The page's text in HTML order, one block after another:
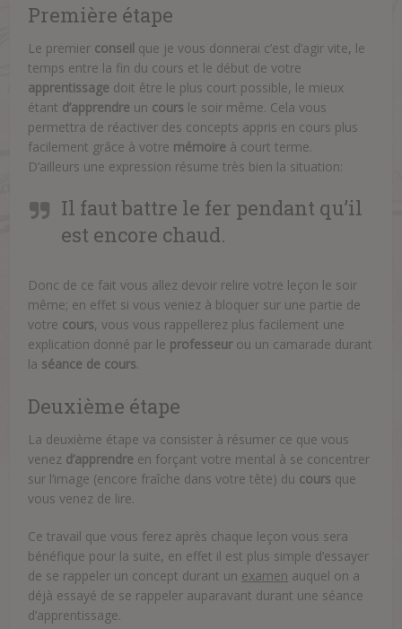
Première étape
Le premier conseil que je vous donnerai c’est d’agir vite, le
temps entre la fin du cours et le début de votre
apprentissage doit être le plus court possible, le mieux
étant d’apprendre un cours le soir même. Cela vous
permettra de réactiver des concepts appris en cours plus
facilement grâce à votre mémoire à court terme.
D’ailleurs une expression résume très bien la situation:
Il faut battre le fer pendant qu’il
est encore chaud.
Donc de ce fait vous allez devoir relire votre leçon le soir
même; en effet si vous veniez à bloquer sur une partie de
votre cours, vous vous rappellerez plus facilement une
explication donné par le professeurou un camarade durant
la séance de cours.
Deuxième étape
La deuxième étape va consister à résumer ce que vous
venez d’apprendre en forçant votre mental à se concentrer
sur l’image (encore fraîche dans votre tête) du cours que
vous venez de lire.
Ce travail que vous ferez après chaque leçon vous sera
bénéfique pour la suite, en effet il est plus simple d’essayer
de se rappeler un concept durant un examen auquel on a
déjà essayé de se rappeler auparavant durant une séance
d’apprentissage.